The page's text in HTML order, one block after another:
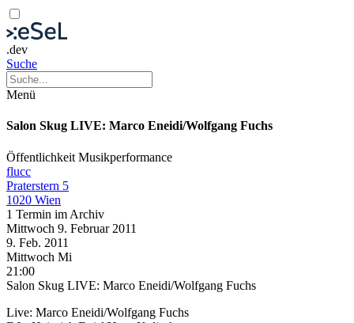
.dev
Suche
Menü
Salon Skug LIVE: Marco Eneidi/Wolfgang Fuchs
Öffentlichkeit Musikperformance
flucc
Praterstern 5
1020 Wien
1 Termin im Archiv
Mittwoch 9. Februar 2011
9. Feb. 2011
Mittwoch Mi
21:00
Salon Skug LIVE: Marco Eneidi/Wolfgang Fuchs
Live: Marco Eneidi/Wolfgang Fuchs